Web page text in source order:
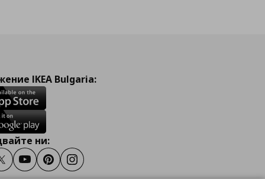
IKEA Bulgaria:
ни:
TwitterYoutubePinterestInstagram